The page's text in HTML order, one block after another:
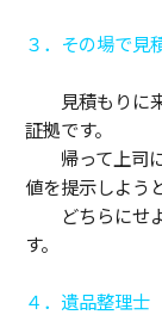
３．その場で見
見積もりに来
証拠です。
帰って上司に
値を提示しよう
どちらにせよ
す。
４．遺品整理士